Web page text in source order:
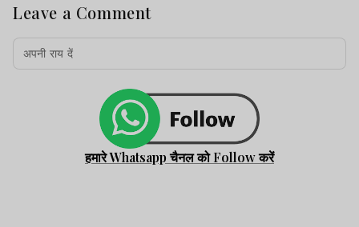
Leave a Comment
हमारे Whatsapp चैनल को Follow करें